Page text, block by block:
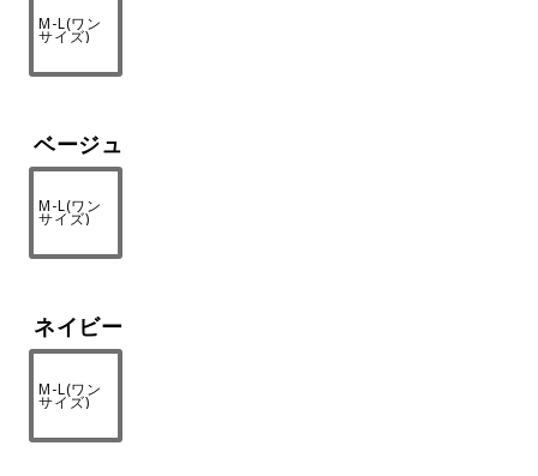
M-L(ワン
サイズ)
ベージュ
M-L(ワン
サイズ)
ネイビー
M-L(ワン
サイズ)